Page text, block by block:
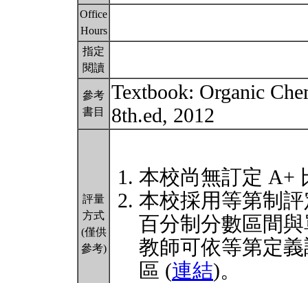
Office
Hours
指定
閱讀
參考
書目
Textbook: Organic
8th.ed, 2012
評量
方式
(僅供
參考)
本校尚無訂定 A+
本校採用等第制
百分制分數區間
教師可依等第定
區 (連結)。